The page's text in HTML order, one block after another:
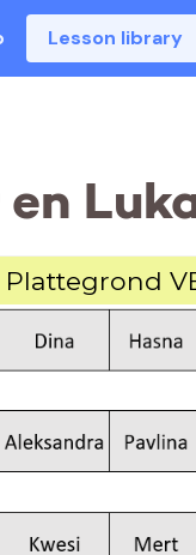
Lesson library
Plattegrond